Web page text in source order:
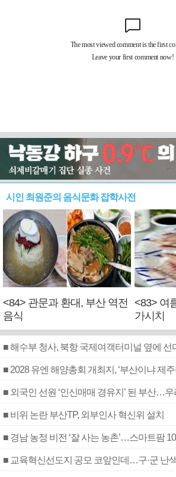
시인 최원준의 음식문화 잡학사전
<84> 관문과 환대, 부산 역전
음식
<83> 여
가시치
■ 해수부 청사, 북항 국제여객터미널 옆에 선
■ 2028 유엔 해양총회 개최지, ‘부산이냐 제주
■ 외국인 선원 ‘인신매매 경유지’ 된 부산…
■ 비위 논란 부산TP, 외부인사 혁신위 설치
■ 경남 농정 비전 ‘잘 사는 농촌’…스마트팜
■ 교육혁신선도지 공모 코앞인데…구·군 난색